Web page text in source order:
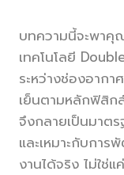
บทความนี้จะพาคุ
เทคโนโลยี
ระหว่างช่องอาก
เย็นตามหลักฟิสิก
จึงกลายเป็นมาต
และเหมาะกับกา
งานได้จริง ไม่ใช่